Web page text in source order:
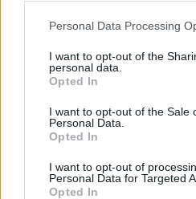
Please note that this website/
not limited to your visit or usage
grant or deny consent to Google
use your data for below
consent section.
Personal Data Processing
I want to opt-out of the
personal data.
Opted In
I want to opt-out of the Sale
Personal Data.
Opted In
I want to opt-out of
Personal Data for Targeted
Opted In
Γεωργίου - Οι λοιμωξιολόγοι
Η βαριά λοίμωξη που
Γεωργίου, οδήγησε σε
θάνατό της. Πόσο, όμως,
βακτηριακή λοίμωξη; Οι
διαφορετικές περιπτώσεις